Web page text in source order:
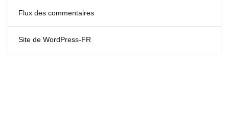
Flux des commentaires
Site de WordPress-FR